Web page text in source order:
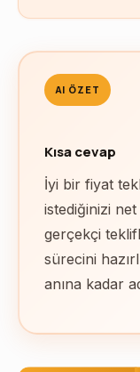
AI ÖZET
Kısa cevap
İyi bir fiyat
istediğinizi net
gerçekçi
sürecini
anına kadar